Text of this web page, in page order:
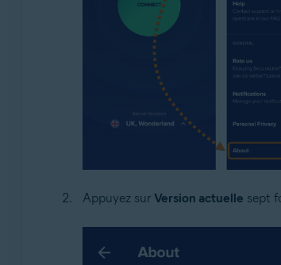
Appuyez sur Version actuelle sept